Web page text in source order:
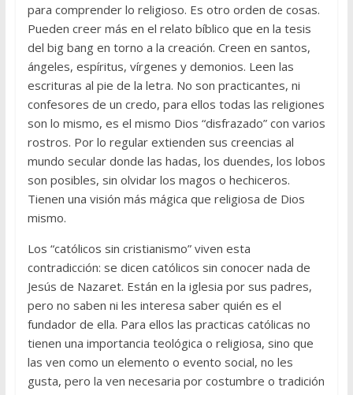
para comprender lo religioso. Es otro orden de cosas.
Pueden creer más en el relato bíblico que en la tesis
del big bang en torno a la creación. Creen en santos,
ángeles, espíritus, vírgenes y demonios. Leen las
escrituras al pie de la letra. No son practicantes, ni
confesores de un credo, para ellos todas las religiones
son lo mismo, es el mismo Dios “disfrazado” con varios
rostros. Por lo regular extienden sus creencias al
mundo secular donde las hadas, los duendes, los lobos
son posibles, sin olvidar los magos o hechiceros.
Tienen una visión más mágica que religiosa de Dios
mismo.
Los “católicos sin cristianismo” viven esta
contradicción: se dicen católicos sin conocer nada de
Jesús de Nazaret. Están en la iglesia por sus padres,
pero no saben ni les interesa saber quién es el
fundador de ella. Para ellos las practicas católicas no
tienen una importancia teológica o religiosa, sino que
las ven como un elemento o evento social, no les
gusta, pero la ven necesaria por costumbre o tradición